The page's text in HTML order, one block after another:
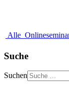
Suche
Suchen